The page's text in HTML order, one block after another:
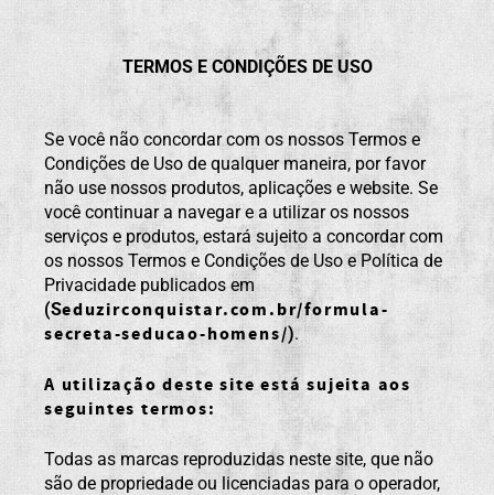
TERMOS E CONDIÇÕES DE USO
Se você não concordar com os nossos Termos e
Condições de Uso de qualquer maneira, por favor
não use nossos produtos, aplicações e website. Se
você continuar a navegar e a utilizar os nossos
serviços e produtos, estará sujeito a concordar com
os nossos Termos e Condições de Uso e Política de
Privacidade publicados em
(Seduzirconquistar.com.br/formula-
secreta-seducao-homens/).
A utilização deste site está sujeita aos
seguintes termos:
Todas as marcas reproduzidas neste site, que não
são de propriedade ou licenciadas para o operador,